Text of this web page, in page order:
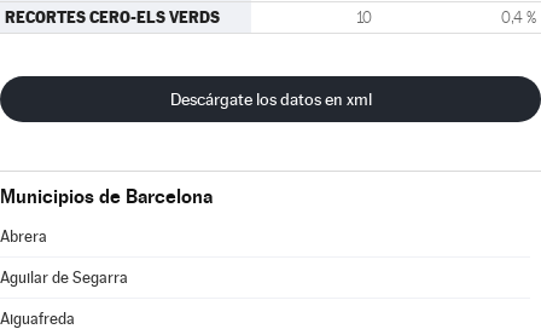
RECORTES CERO-ELS VERDS 10 0,4 %
Descárgate los datos en xml
Municipios de Barcelona
Abrera
Aguilar de Segarra
Aiguafreda